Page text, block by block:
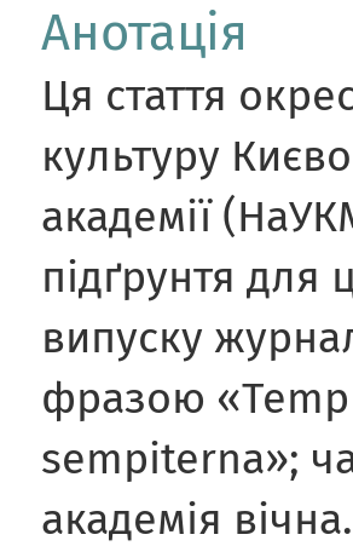
Анотація
Ця стаття
культуру
академії
підґрунтя для
випуску
фразою
sempiterna»;
академія вічна.